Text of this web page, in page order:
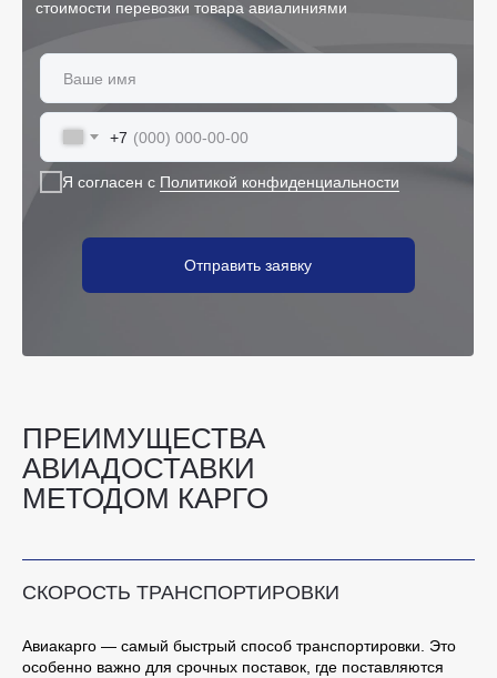
+7
Я согласен с Политикой конфиденциальности
Отправить заявку
стоимости перевозки товара авиалиниями
ПРЕИМУЩЕСТВА
АВИАДОСТАВКИ
МЕТОДОМ КАРГО
СКОРОСТЬ ТРАНСПОРТИРОВКИ
Авиакарго — самый быстрый способ транспортировки. Это
особенно важно для срочных поставок, где поставляются